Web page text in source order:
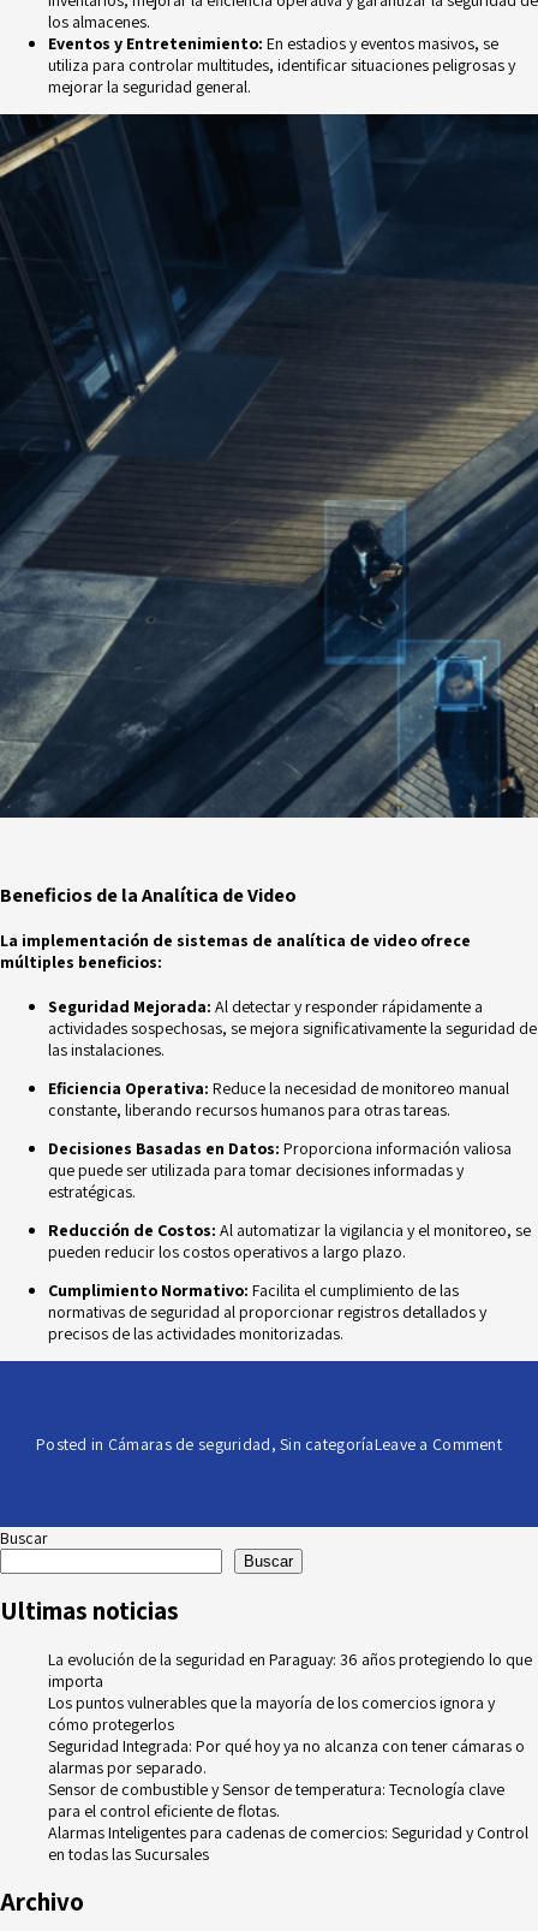
los almacenes.
Eventos y Entretenimiento: En estadios y eventos masivos, se
utiliza para controlarmultitudes, identificar situaciones peligrosas y
mejorar la seguridad general.
Beneficios de la Analítica de Video
La implementación de sistemas de analítica de video ofrece
múltiples beneficios:
Seguridad Mejorada: Al detectar y responder rápidamente a
actividadessospechosas, se mejora significativamente la seguridad de
las instalaciones.
Eficiencia Operativa: Reduce la necesidad de monitoreo manual
constante, liberando recursos humanos para otras tareas.
Decisiones Basadas en Datos: Proporciona información valiosa
que puede serutilizada para tomar decisiones informadas y
estratégicas.
Reducción de Costos: Al automatizar la vigilancia y el monitoreo, se
pueden reducirlos costos operativos a largo plazo.
Cumplimiento Normativo: Facilita el cumplimiento de las
normativas de seguridad alproporcionar registros detallados y
precisos de las actividades monitorizadas.
Posted in Cámaras de seguridad,Sin categoríaLeave a Commenton
Buscar
Buscar
Ultimas noticias
La evolución de la seguridad en Paraguay: 36 años protegiendo lo que
importa
Los puntos vulnerables que la mayoría de los comercios ignora y
cómo protegerlos
Seguridad Integrada: Por qué hoy ya no alcanza con tener cámaras o
alarmas por separado.
Sensor de combustible y Sensor de temperatura: Tecnología clave
para el control eficiente de flotas.
Alarmas Inteligentes para cadenas de comercios: Seguridad y Control
en todas las Sucursales
Archivo